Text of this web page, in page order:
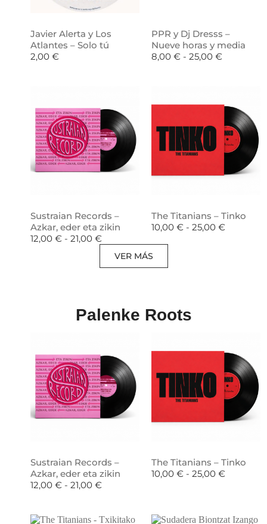
Javier Alerta y Los
Atlantes – Solo tú
2,00 €
PPR y Dj Dresss –
Nueve horas y media
8,00 € - 25,00 €
Sustraian Records –
Azkar, eder eta zikin
12,00 € - 21,00 €
The Titanians – Tinko
10,00 € - 25,00 €
VER MÁS
Palenke Roots
Sustraian Records –
Azkar, eder eta zikin
12,00 € - 21,00 €
The Titanians – Tinko
10,00 € - 25,00 €